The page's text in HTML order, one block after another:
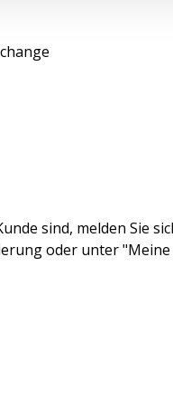
sind, melden Sie
oder unter "Meine